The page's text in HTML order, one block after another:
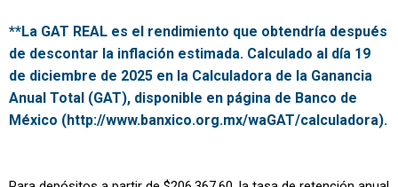
**La GAT REAL es el rendimiento que obtendría después
de descontar la inflación estimada. Calculado al día 19
de diciembre de 2025 en la Calculadora de la Ganancia
Anual Total (GAT), disponible en página de Banco de
México (http://www.banxico.org.mx/waGAT/calculadora).